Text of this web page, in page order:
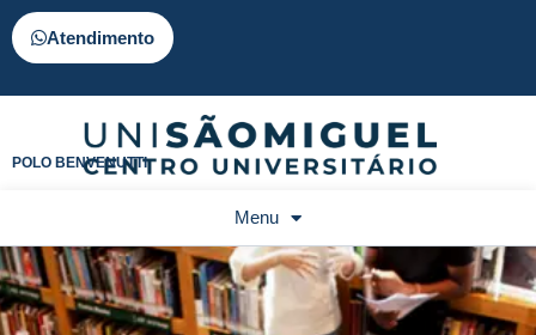
Atendimento
POLO BENVENUTTI
Menu